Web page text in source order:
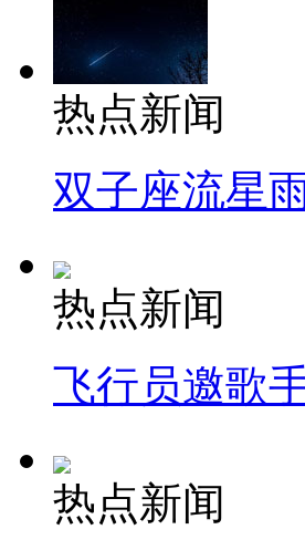
热点新闻
双子座流星
热点新闻
飞行员邀歌
热点新闻